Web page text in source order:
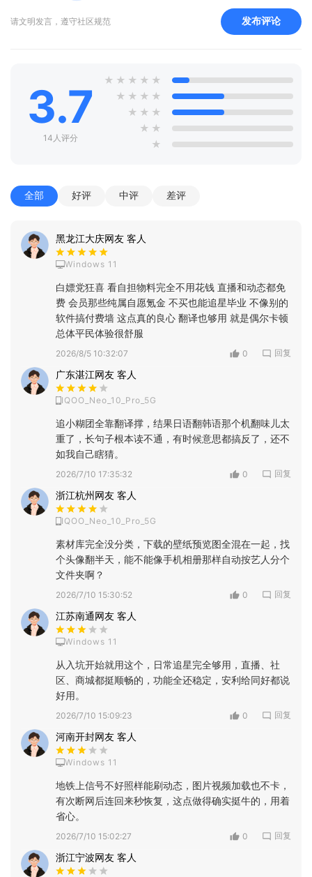
请文明发言，遵守社区规范 发布评论
3.7
14人评分
★ ★ ★ ★ ★
★ ★ ★ ★
★ ★ ★
★ ★
★
全部 好评 中评 差评
黑龙江大庆网友 客人
Windows 11
白嫖党狂喜 看自担物料完全不用花钱 直播和动态都免
费 会员那些纯属自愿氪金 不买也能追星毕业 不像别的
软件搞付费墙 这点真的良心 翻译也够用 就是偶尔卡顿
总体平民体验很舒服
2026/8/5 10:32:07 0 回复
广东湛江网友 客人
IQOO_Neo_10_Pro_5G
追小糊团全靠翻译撑，结果日语翻韩语那个机翻味儿太
重了，长句子根本读不通，有时候意思都搞反了，还不
如我自己瞎猜。
2026/7/10 17:35:32 0 回复
浙江杭州网友 客人
IQOO_Neo_10_Pro_5G
素材库完全没分类，下载的壁纸预览图全混在一起，找
个头像翻半天，能不能像手机相册那样自动按艺人分个
文件夹啊？
2026/7/10 15:30:52 0 回复
江苏南通网友 客人
Windows 11
从入坑开始就用这个，日常追星完全够用，直播、社
区、商城都挺顺畅的，功能全还稳定，安利给同好都说
好用。
2026/7/10 15:09:23 0 回复
河南开封网友 客人
Windows 11
地铁上信号不好照样能刷动态，图片视频加载也不卡，
有次断网后连回来秒恢复，这点做得确实挺牛的，用着
省心。
2026/7/10 15:02:27 0 回复
浙江宁波网友 客人